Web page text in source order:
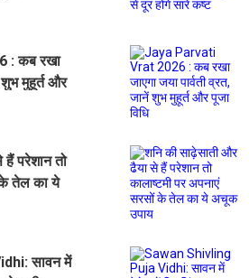
: कब रखा
शुभ मुहूर्त और
परेशान तो
के तेल का ये
सावन में